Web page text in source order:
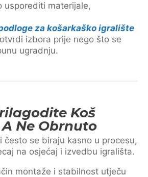
usporediti materijale,
za košarkaško igralište
izbora prije nego što se
ugradnju.
Koš
Ne Obrnuto
često se biraju kasno u procesu,
na osjećaj i izvedbu igrališta.
montaže i stabilnost utječu